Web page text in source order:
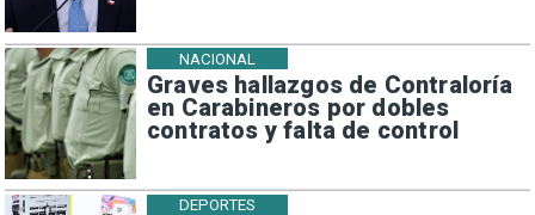
Graves hallazgos de Contraloría
en Carabineros por dobles
contratos y falta de control
NACIONAL
DEPORTES